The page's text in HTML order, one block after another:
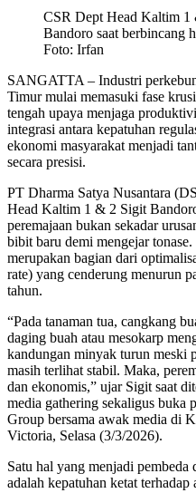
CSR Dept Head Kaltim
Bandoro saat berbincang
Foto: Irfan
SANGATTA – Industri
Timur mulai memasuki fase
tengah upaya menjaga
integrasi antara kepatuhan
ekonomi masyarakat menjadi
secara presisi.
PT Dharma Satya Nusantara
Head Kaltim 1 & 2 Sigit
peremajaan bukan sekadar
bibit baru demi mengejar
merupakan bagian dari
rate) yang cenderung menurun
tahun.
“Pada tanaman tua, cangkang
daging buah atau mesokarp
kandungan minyak turun meski
masih terlihat stabil. Maka,
dan ekonomis,” ujar Sigit saat
media gathering sekaligus buka
Group bersama awak media di
Victoria, Selasa (3/3/2026).
Satu hal yang menjadi pembeda
adalah kepatuhan ketat